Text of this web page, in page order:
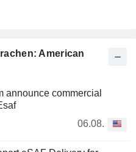
American
announce commercial
06.08.